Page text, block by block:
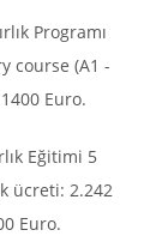
Programı
course (A1 -
Euro.
Eğitimi 5
ücreti: 2.242
Euro.